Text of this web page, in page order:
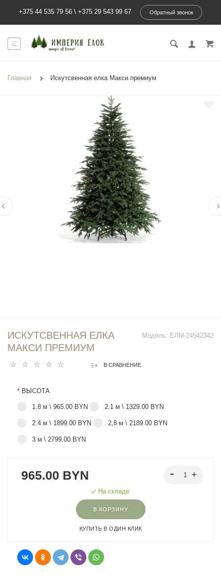
+375 44 535 79 56 \ +375 29 543 99 67 Обратный звонок
Главная Искутсвенная елка Макси премиум
Модель: ЕЛМ-24542342
ИСКУТСВЕННАЯ ЕЛКА
МАКСИ ПРЕМИУМ
В СРАВНЕНИЕ
* ВЫСОТА
1.8 м \ 965.00 BYN 2.1 м \ 1329.00 BYN
2.4 м \ 1899.00 BYN 2,8 м \ 2189.00 BYN
3 м \ 2799.00 BYN
965.00 BYN
На складе
В КОРЗИНУ
КУПИТЬ В ОДИН КЛИК